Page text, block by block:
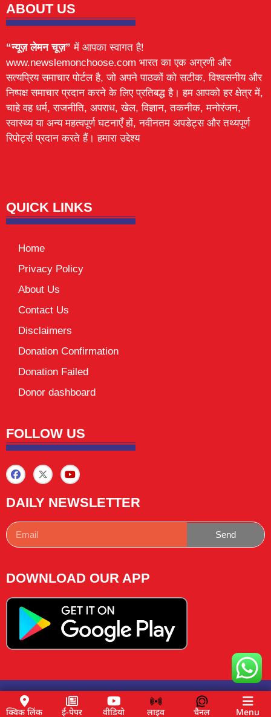
ABOUT US
“न्यूज़ लेमन चूज़” में आपका स्वागत है!
www.newslemonchoose.com भारत का एक अग्रणी और
सत्यप्रिय समाचार पोर्टल है, जो अपने पाठकों को सटीक, विश्वसनीय और
निष्पक्ष समाचार प्रदान करने के लिए प्रतिबद्ध है। हम आपको हर क्षेत्र में,
चाहे वह धर्म, राजनीति, अपराध, खेल, विज्ञान, तकनीक, मनोरंजन,
स्वास्थ्य या अन्य महत्वपूर्ण घटनाएँ हों, नवीनतम अपडेट्स और तथ्यपूर्ण
रिपोर्ट्स प्रदान करते हैं। हमारा उद्देश्य
QUICK LINKS
Home
Privacy Policy
About Us
Contact Us
Disclaimers
Donation Confirmation
Donation Failed
Donor dashboard
FOLLOW US
DAILY NEWSLETTER
Send
DOWNLOAD OUR APP
Copyright © 2025 News Lemon Choose|Design by Traffic
Tail & Managed byBuzz4ai
क्विक लिंक ई-पेपर वीडियो लाइव चैनल Menu